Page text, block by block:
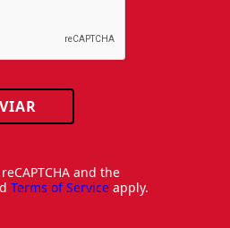
and the
Terms of Service apply.